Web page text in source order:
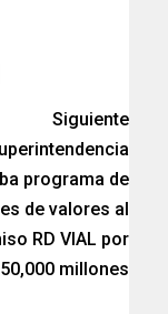
Siguiente
programa de
de valores al
RD VIAL por
millones